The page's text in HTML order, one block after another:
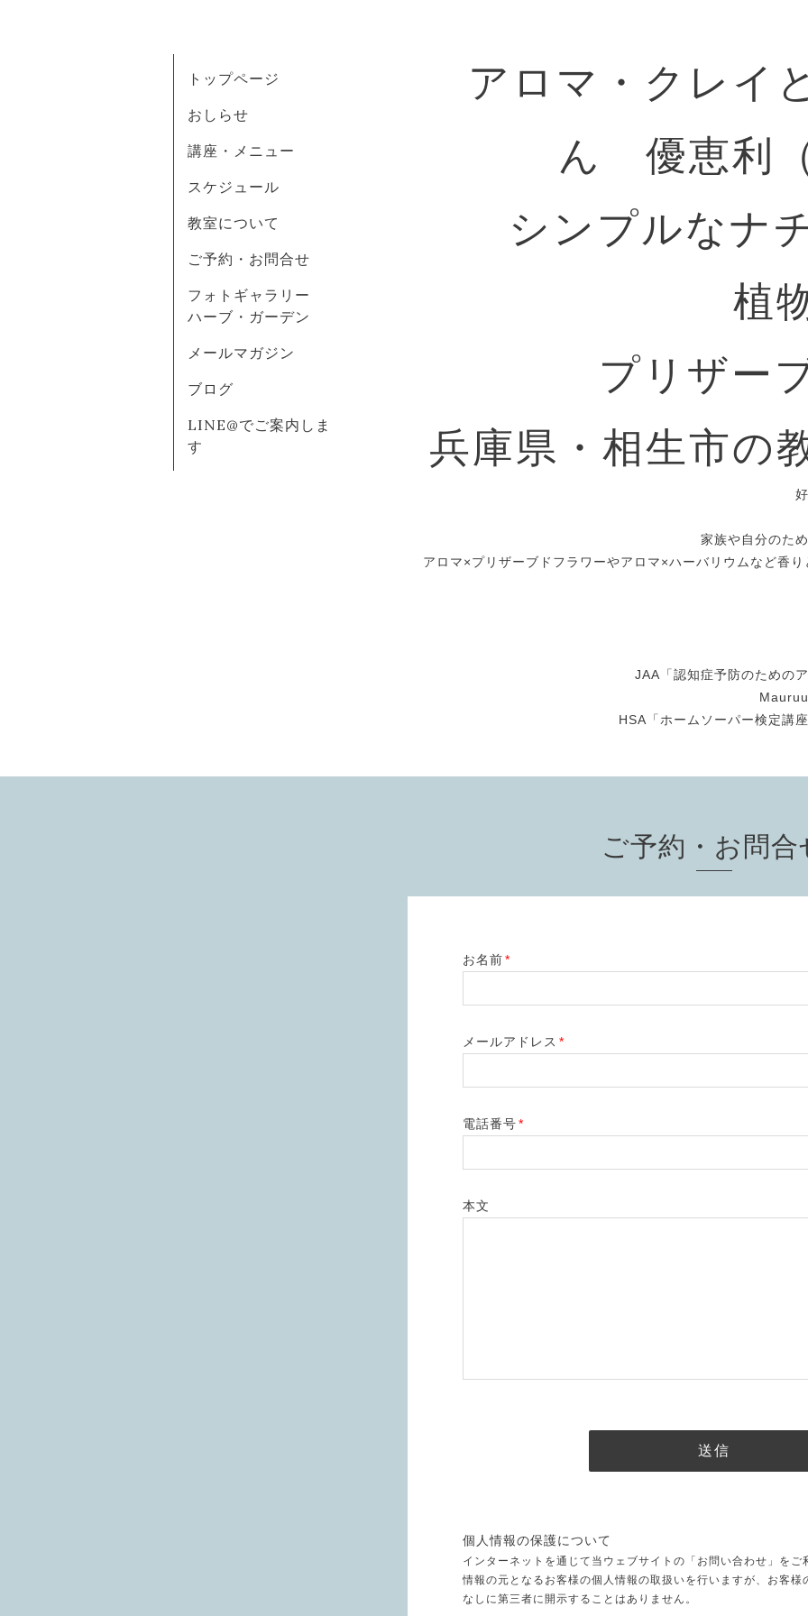
アロマ・クレイ
ん 優恵利
シンプルなナ
植
プリザー
兵庫県・相生市の
家族や自分のた
アロマ×プリザーブドフラワーやアロマ×ハーバリウムなど香
JAA「認知症予防のための
HSA「ホームソーパー検定講
トップページ
おしらせ
講座・メニュー
スケジュール
教室について
ご予約・お問合せ
フォトギャラリー
ハーブ・ガーデン
メールマガジン
ブログ
LINE@でご案内しま
す
ご予約・お問合
お名前*
メールアドレス *
電話番号*
本文
個人情報の保護について
インターネットを通じて当ウェブサイトの「お問い合わせ」を
情報の元となるお客様の個人情報の取扱いを行いますが、お客
なしに第三者に開示することはありません。